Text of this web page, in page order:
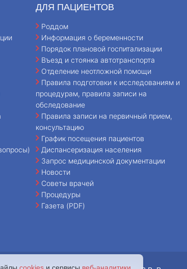
ДЛЯ ПАЦИЕНТОВ
Роддом
Информация о беременности
Порядок плановой госпитализации
Въезд и стоянка автотранспорта
Отделение неотложной помощи
Правила подготовки к исследованиям и
процедурам, правила записи на
обследование
Правила записи на первичный прием,
консультацию
График посещения пациентов
Диспансеризация населения
Запрос медицинской документации
Новости
Советы врачей
Процедуры
Газета (PDF)